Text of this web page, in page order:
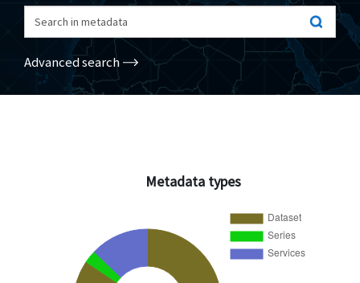
Geoviewer(Opens in a new window)
Help(apre in una nuova finestra)
Advanced search